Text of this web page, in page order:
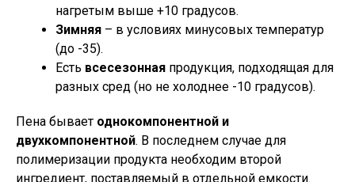
нагретым выше +10 градусов.
Зимняя – в условиях минусовых температур
(до -35).
Есть всесезонная продукция, подходящая для
разных сред (но не холоднее -10 градусов).
Пена бывает однокомпонентной и
двухкомпонентной. В последнем случае для
полимеризации продукта необходим второй
ингредиент, поставляемый в отдельной емкости.